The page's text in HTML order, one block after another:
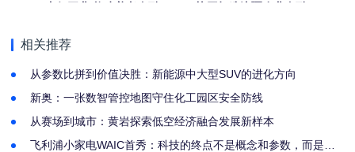
相关推荐
从参数比拼到价值决胜：新能源中大型SUV的进化方向
新奥：一张数智管控地图守住化工园区安全防线
从赛场到城市：黄岩探索低空经济融合发展新样本
飞利浦小家电WAIC首秀：科技的终点不是概念和参数，而是人